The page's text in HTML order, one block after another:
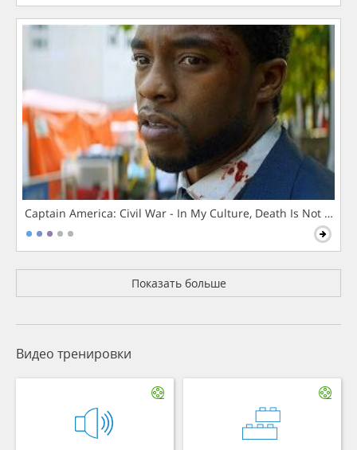
Captain America: Civil War - In My Culture, Death Is Not The
Показать больше
Видео тренировки